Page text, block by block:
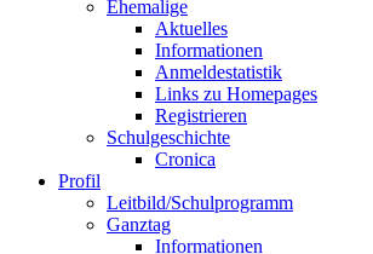
Ehemalige
Aktuelles
Informationen
Anmeldestatistik
Links zu Homepages
Registrieren
Schulgeschichte
Cronica
Profil
Leitbild/Schulprogramm
Ganztag
Informationen